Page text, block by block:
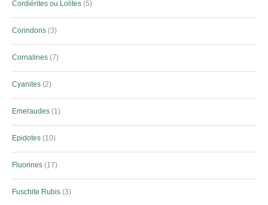
Cordiérites ou Lolites 5
Corindons 3
Cornalines 7
Cyanites 2
Emeraudes 1
Epidotes 10
Fluorines 17
Fuschite Rubis 3